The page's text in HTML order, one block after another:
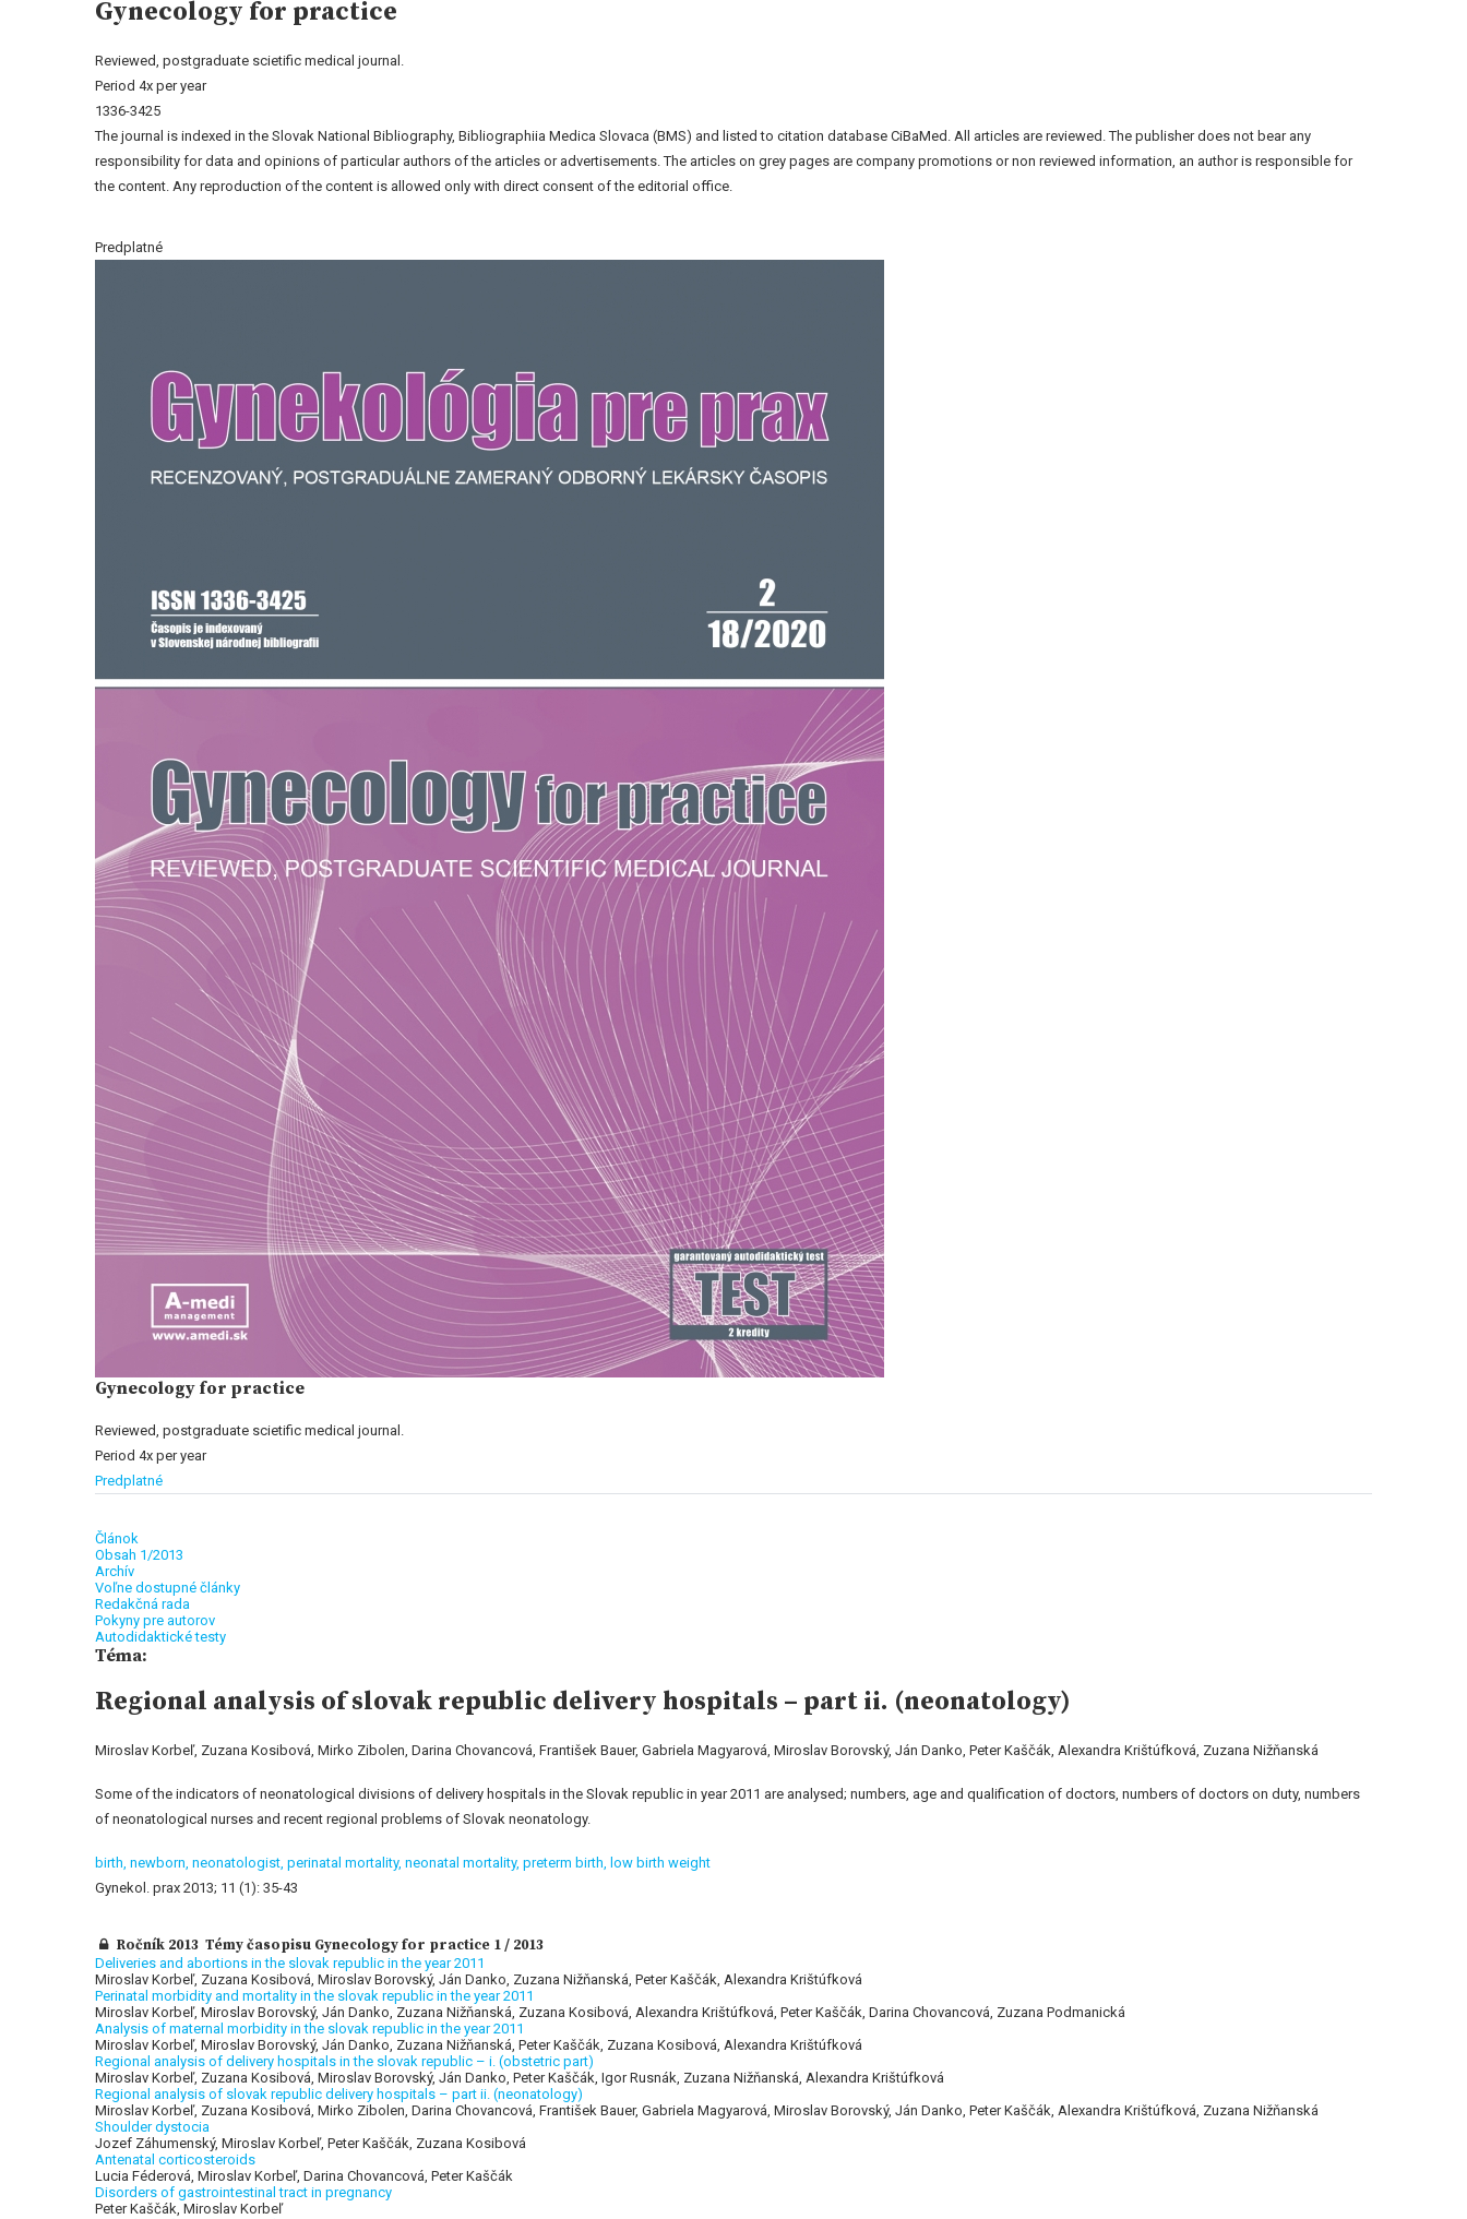
Gynecology for practice
Reviewed, postgraduate scietific medical journal.
Period 4x per year
1336-3425
The journal is indexed in the Slovak National Bibliography, Bibliographiia Medica Slovaca (BMS) and listed to citation database CiBaMed. All articles are reviewed. The publisher does not bear any
responsibility for data and opinions of particular authors of the articles or advertisements. The articles on grey pages are company promotions or non reviewed information, an author is responsible for
the content. Any reproduction of the content is allowed only with direct consent of the editorial office.
Predplatné
Gynecology for practice
Reviewed, postgraduate scietific medical journal.
Period 4x per year
Predplatné
Článok
Obsah 1/2013
Archív
Voľne dostupné články
Redakčná rada
Pokyny pre autorov
Autodidaktické testy
Téma:
Regional analysis of slovak republic delivery hospitals – part ii. (neonatology)
Miroslav Korbeľ, Zuzana Kosibová, Mirko Zibolen, Darina Chovancová, František Bauer, Gabriela Magyarová, Miroslav Borovský, Ján Danko, Peter Kaščák, Alexandra Krištúfková, Zuzana Nižňanská
Some of the indicators of neonatological divisions of delivery hospitals in the Slovak republic in year 2011 are analysed; numbers, age and qualification of doctors, numbers of doctors on duty, numbers
of neonatological nurses and recent regional problems of Slovak neonatology.
birth, newborn, neonatologist, perinatal mortality, neonatal mortality, preterm birth, low birth weight
Gynekol. prax 2013; 11 (1): 35-43
Ročník 2013 Témy časopisu Gynecology for practice 1 / 2013
Deliveries and abortions in the slovak republic in the year 2011
Miroslav Korbeľ, Zuzana Kosibová, Miroslav Borovský, Ján Danko, Zuzana Nižňanská, Peter Kaščák, Alexandra Krištúfková
Perinatal morbidity and mortality in the slovak republic in the year 2011
Miroslav Korbeľ, Miroslav Borovský, Ján Danko, Zuzana Nižňanská, Zuzana Kosibová, Alexandra Krištúfková, Peter Kaščák, Darina Chovancová, Zuzana Podmanická
Analysis of maternal morbidity in the slovak republic in the year 2011
Miroslav Korbeľ, Miroslav Borovský, Ján Danko, Zuzana Nižňanská, Peter Kaščák, Zuzana Kosibová, Alexandra Krištúfková
Regional analysis of delivery hospitals in the slovak republic – i. (obstetric part)
Miroslav Korbeľ, Zuzana Kosibová, Miroslav Borovský, Ján Danko, Peter Kaščák, Igor Rusnák, Zuzana Nižňanská, Alexandra Krištúfková
Regional analysis of slovak republic delivery hospitals – part ii. (neonatology)
Miroslav Korbeľ, Zuzana Kosibová, Mirko Zibolen, Darina Chovancová, František Bauer, Gabriela Magyarová, Miroslav Borovský, Ján Danko, Peter Kaščák, Alexandra Krištúfková, Zuzana Nižňanská
Shoulder dystocia
Jozef Záhumenský, Miroslav Korbeľ, Peter Kaščák, Zuzana Kosibová
Antenatal corticosteroids
Lucia Féderová, Miroslav Korbeľ, Darina Chovancová, Peter Kaščák
Disorders of gastrointestinal tract in pregnancy
Peter Kaščák, Miroslav Korbeľ